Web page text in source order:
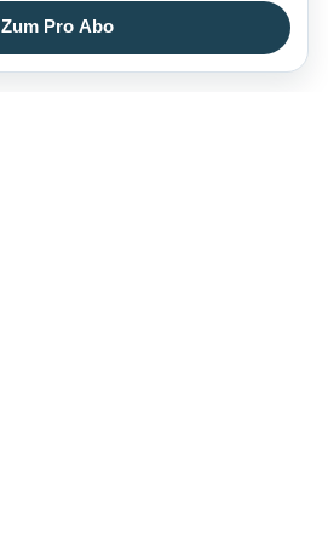
Zum Pro Abo